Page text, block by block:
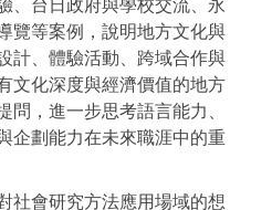
、台日政府與學校交流、永
覽等案例，說明地方文化與
計、體驗活動、跨域合作與
文化深度與經濟價值的地方
問，進一步思考語言能力、
企劃能力在未來職涯中的重
社會研究方法應用場域的想